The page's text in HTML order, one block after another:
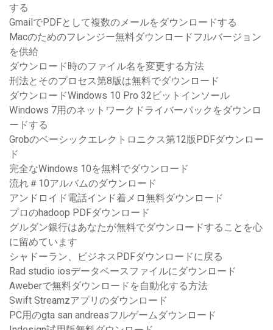
する
GmailでPDFとして複数のメールをダウンロードする
Macのためのフレンジー無料ダウンロードフルバージョン
を供給
ダウンロード時のファイル名を変更する方法
刑法とそのプロセス第8版は無料でダウンロード
ダウンロードWindows 10 Pro 32ビットインソール
Windows 7用のネットワークドライバーパックをダウンロ
ードする
Grobのベーシックエレクトロニクス第12版PDFダウンロー
ド
完全なWindows 10を無料でダウンロード
流れ＃10アルバムのダウンロード
アンドロイド電話インド着メロ無料ダウンロード
プロのhadoop PDFダウンロード
グルダン銀行はあなたが無料でダウンロードすることを心
に留めています
シャドーラン、ビジネスPDFダウンロードに戻る
Rad studio iosデータベースファイルにダウンロード
Aweberで無料ダウンロードを自動化する方法
Swift Streamzアプリのダウンロード
PC用のgta san andreasフルゲームダウンロード